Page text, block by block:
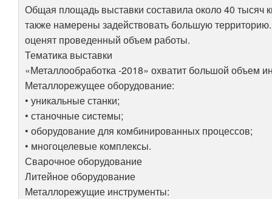
Общая площадь выставки составила около 40 тысяч
также намерены задействовать большую
оценят проведенный объем работы.
Тематика выставки
«Металлообработка -2018» охватит большой объем
Металлорежущее оборудование:
• уникальные станки;
• станочные системы;
• оборудование для комбинированных процессов;
• многоцелевые комплексы.
Сварочное оборудование
Литейное оборудование
Металлорежущие инструменты: